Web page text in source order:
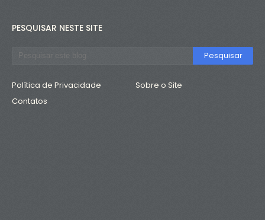
PESQUISAR NESTE SITE
Política de Privacidade
Sobre o Site
Contatos